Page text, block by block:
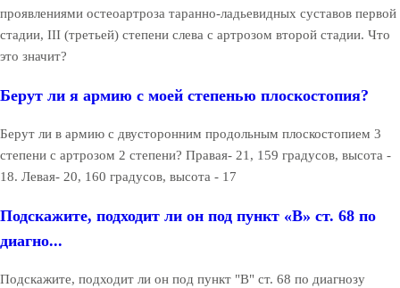
проявлениями остеоартроза таранно-ладьевидных суставов первой
стадии, III (третьей) степени слева с артрозом второй стадии. Что
это значит?
Берут ли я армию с моей степенью плоскостопия?
Берут ли в армию с двусторонним продольным плоскостопием 3
степени с артрозом 2 степени? Правая- 21, 159 градусов, высота -
18. Левая- 20, 160 градусов, высота - 17
Подскажите, подходит ли он под пункт «В» ст. 68 по
диагно...
Подскажите, подходит ли он под пункт "В" ст. 68 по диагнозу